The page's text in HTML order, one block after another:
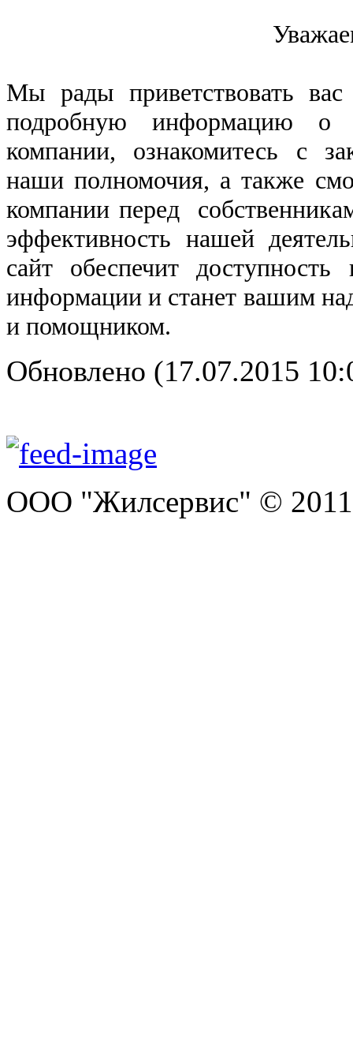
Мы рады приветствовать
подробную информацию о
компании, ознакомитесь с
наши полномочия, а также
компании перед
эффективность нашей
сайт обеспечит
информации и станет вашим
и помощником.
Обновлено (17.07.2015
ООО "Жилсервис" © 2011